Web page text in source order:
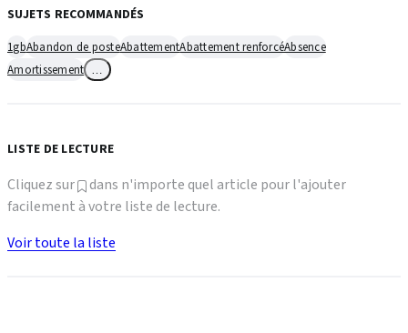
SUJETS RECOMMANDÉS
1gbAbandon de posteAbattementAbattement renforcéAbsence
Amortissement
LISTE DE LECTURE
Cliquez sur
dans n'importe quel article pour l'ajouter
facilement à votre liste de lecture.
Voir toute la liste